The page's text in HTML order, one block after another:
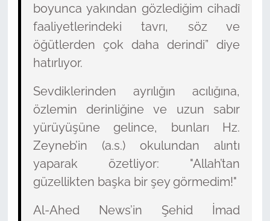
boyunca yakından gözlediğim cihadî
faaliyetlerindeki tavrı, söz ve
öğütlerden çok daha derindi” diye
hatırlıyor.
Sevdiklerinden ayrılığın acılığına,
özlemin derinliğine ve uzun sabır
yürüyüşüne gelince, bunları Hz.
Zeyneb’in (a.s.) okulundan alıntı
yaparak özetliyor: "Allah’tan
güzellikten başka bir şey görmedim!"
Al-Ahed News’in Şehid İmad